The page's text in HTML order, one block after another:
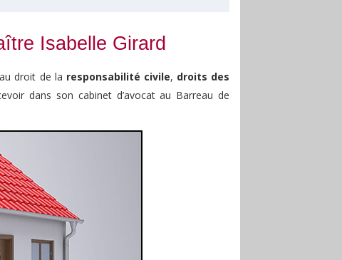
Isabelle Girard
droit de la responsabilité civile, droits des
dans son cabinet d’avocat au Barreau de